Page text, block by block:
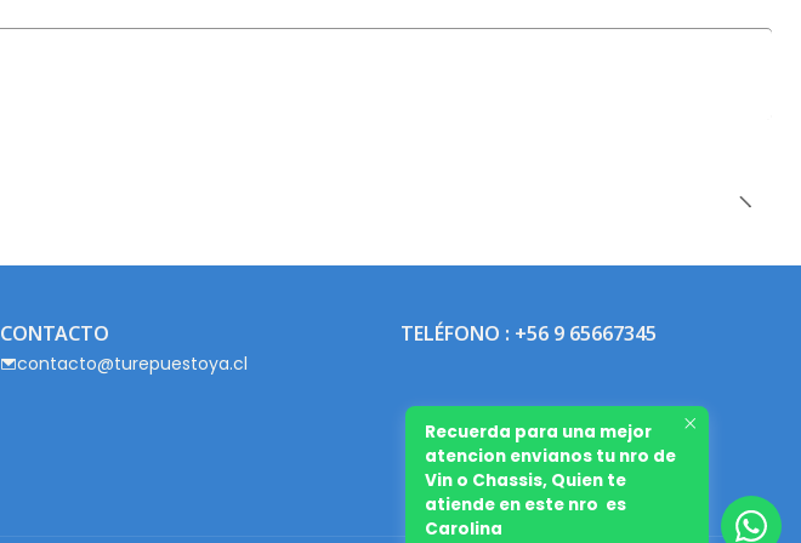
CONTACTO
contacto@turepuestoya.cl
TELÉFONO : +56 9 65667345
Recuerda para una mejor
atencion envianos tu nro de
Vin o Chassis, Quien te
atiende en este nro es
Carolina